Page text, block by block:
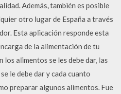
Además, también es posible
otro lugar de España a través
Esta aplicación responde esta
de la alimentación de tu
los alimentos se les debe dar, las
le debe dar y cada cuanto
preparar algunos alimentos. Fue